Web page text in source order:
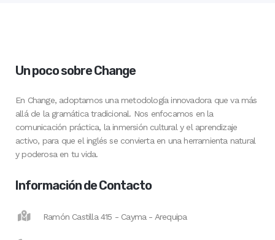
Un poco sobre Change
En Change, adoptamos una metodología innovadora que va más
allá de la gramática tradicional. Nos enfocamos en la
comunicación práctica, la inmersión cultural y el aprendizaje
activo, para que el inglés se convierta en una herramienta natural
y poderosa en tu vida.
Información de Contacto
Ramón Castilla 415 - Cayma - Arequipa